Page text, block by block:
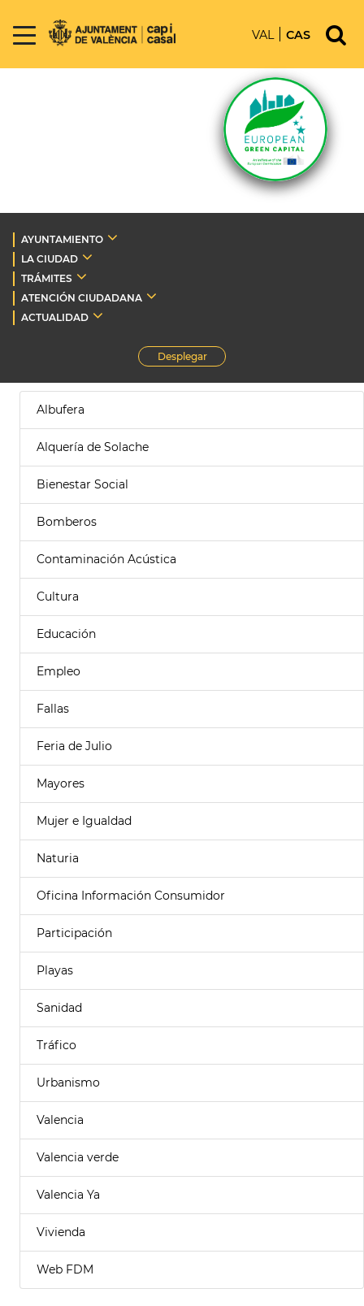
VAL CAS
AYUNTAMIENTO
LA CIUDAD
TRÁMITES
ATENCIÓN CIUDADANA
ACTUALIDAD
Desplegar
Albufera
Alquería de Solache
Bienestar Social
Bomberos
Contaminación Acústica
Cultura
Educación
Empleo
Fallas
Feria de Julio
Mayores
Mujer e Igualdad
Naturia
Oficina Información Consumidor
Participación
Playas
Sanidad
Tráfico
Urbanismo
Valencia
Valencia verde
Valencia Ya
Vivienda
Web FDM